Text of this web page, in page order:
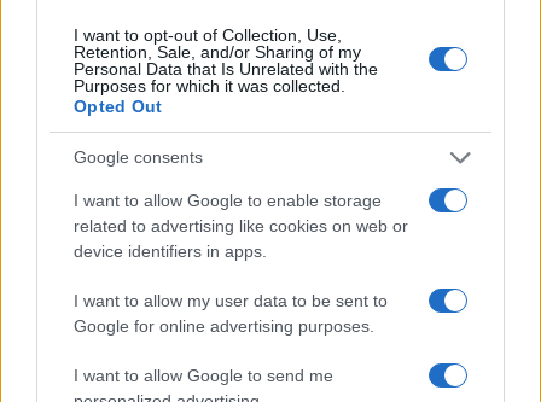
I want to opt-out of Collection, Use,
Retention, Sale, and/or Sharing of my
Personal Data that Is Unrelated with the
Purposes for which it was collected.
Opted Out
Google consents
I want to allow Google to enable storage
related to advertising like cookies on web or
device identifiers in apps.
I want to allow my user data to be sent to
Google for online advertising purposes.
I want to allow Google to send me
Sigue leyendo
APERITIVOS Y TAPAS